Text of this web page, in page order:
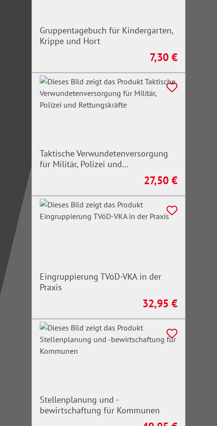
Gruppentagebuch für Kindergarten,
Krippe und Hort
Regulärer Preis:
7,30 €
Taktische Verwundetenversorgung
für Militär, Polizei und
Regulärer Preis:
27,50 €
Eingruppierung TVöD-VKA in der
Praxis
Regulärer Preis:
32,95 €
Stellenplanung und -
bewirtschaftung für Kommunen